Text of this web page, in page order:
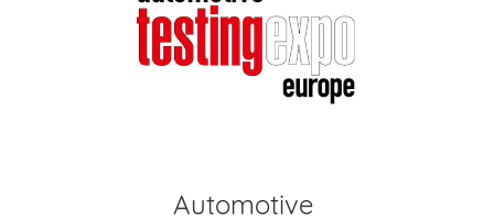
Automotive